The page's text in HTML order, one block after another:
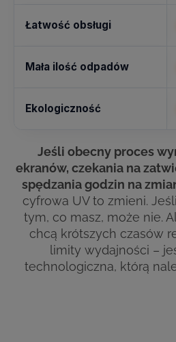
Łatwość obsługi
Mała ilość odpadów
Ekologiczność
Jeśli obecny proces
ekranów, czekania na
spędzania godzin na
cyfrowa UV to zmieni.
tym, co masz, może nie.
chcą krótszych czasów
limity wydajności –
technologiczna, którą